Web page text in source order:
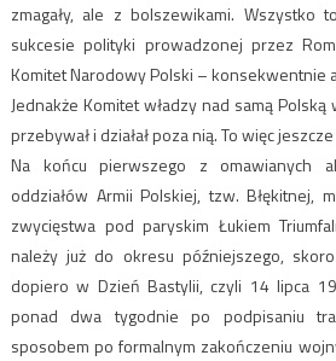
zmagały, ale z bolszewikami. Wszystko
sukcesie polityki prowadzonej przez
Komitet Narodowy Polski – konsekwentnie
Jednakże Komitet władzy nad samą Polską
przebywał i działał poza nią. To więc
Na końcu pierwszego z omawianych
oddziałów Armii Polskiej, tzw. Błękitnej,
zwycięstwa pod paryskim Łukiem
należy już do okresu późniejszego,
dopiero w Dzień Bastylii, czyli 14 lipca
ponad dwa tygodnie po podpisaniu
sposobem po formalnym zakończeniu